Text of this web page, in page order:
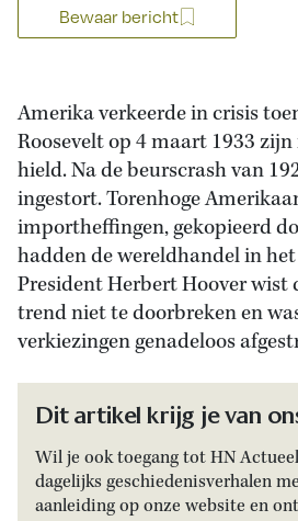
Bewaar bericht
Amerika verkeerde in crisis
Roosevelt op 4 maart 1933
hield. Na de beurscrash van
ingestort. Torenhoge
importheffingen, gekopieerd
hadden de wereldhandel in
President Herbert Hoover wist
trend niet te doorbreken en
verkiezingen genadeloos
Dit artikel krijg je van
Wil je ook toegang tot HN
dagelijks geschiedenisverhalen
aanleiding op onze website en